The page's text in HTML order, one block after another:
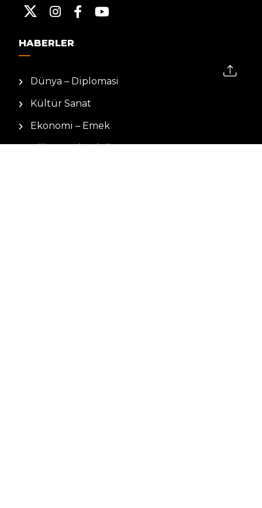
HABERLER
Dünya – Diplomasi
Kültür Sanat
Ekonomi – Emek
Bilim & Teknoloji